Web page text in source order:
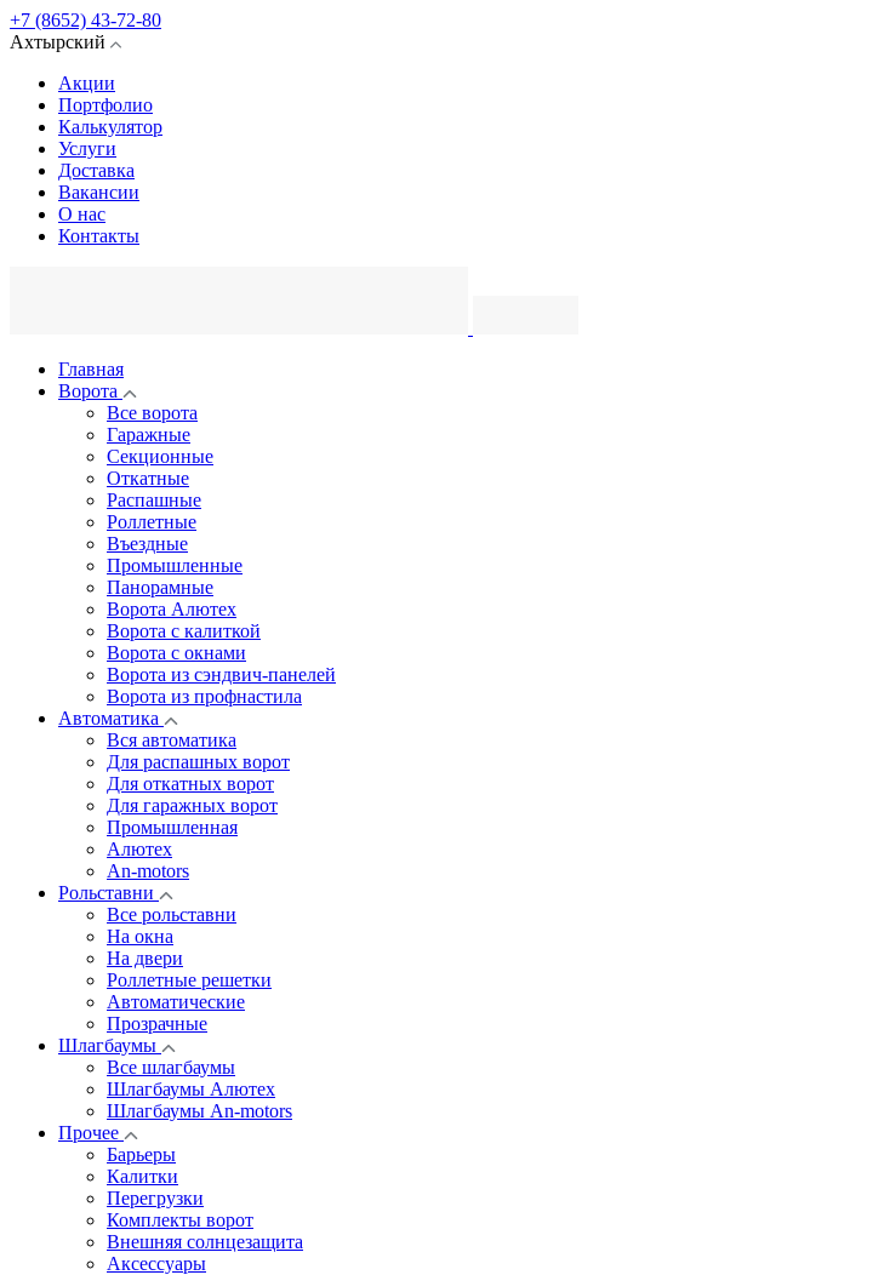
+7 (8652) 43-72-80
Ахтырский
Акции
Портфолио
Калькулятор
Услуги
Доставка
Вакансии
О нас
Контакты
Главная
Ворота
Все ворота
Гаражные
Секционные
Откатные
Распашные
Роллетные
Въездные
Промышленные
Панорамные
Ворота Алютех
Ворота с калиткой
Ворота c окнами
Ворота из сэндвич-панелей
Ворота из профнастила
Автоматика
Вся автоматика
Для распашных ворот
Для откатных ворот
Для гаражных ворот
Промышленная
Алютех
An-motors
Рольставни
Все рольставни
На окна
На двери
Роллетные решетки
Автоматические
Прозрачные
Шлагбаумы
Все шлагбаумы
Шлагбаумы Алютех
Шлагбаумы An-motors
Прочее
Барьеры
Калитки
Перегрузки
Комплекты ворот
Внешняя солнцезащита
Аксессуары